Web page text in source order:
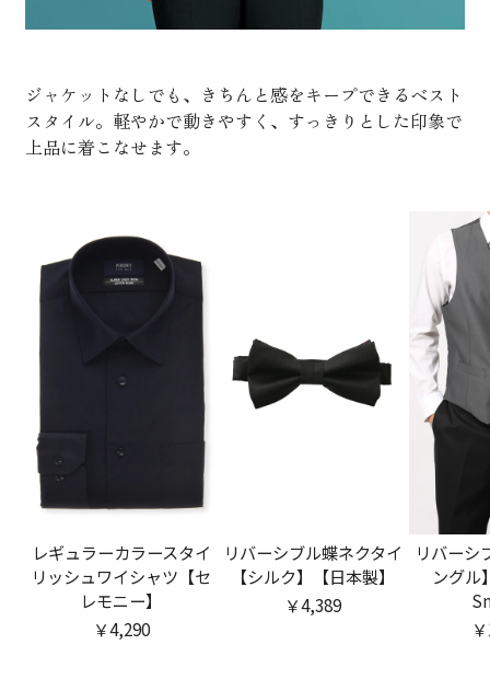
ジャケットなしでも、きちんと感をキープできるベスト
スタイル。軽やかで動きやすく、すっきりとした印象で
上品に着こなせます。
レギュラーカラースタイ
リッシュワイシャツ【セ
レモニー】
￥4,290
リバーシブル蝶ネクタイ
【シルク】【日本製】
￥4,389
リバーシ
ングル